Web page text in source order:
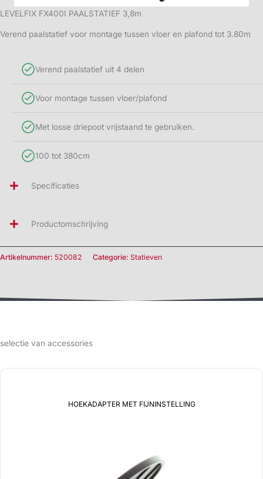
LEVELFIX FX400I PAALSTATIEF 3,8m
Verend paalstatief voor montage tussen vloer en plafond tot 3.80m
Verend paalstatief uit 4 delen
Voor montage tussen vloer/plafond
Met losse driepoot vrijstaand te gebruiken.
100 tot 380cm
Specificaties
Productomschrijving
Artikelnummer: 520082 Categorie: Statieven
selectie van accessories
HOEKADAPTER MET FIJNINSTELLING